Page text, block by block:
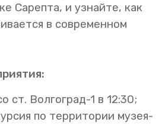
Сарепта, и узнайте, как
в современном
ст. Волгоград-1 в 12:30;
по территории музея-